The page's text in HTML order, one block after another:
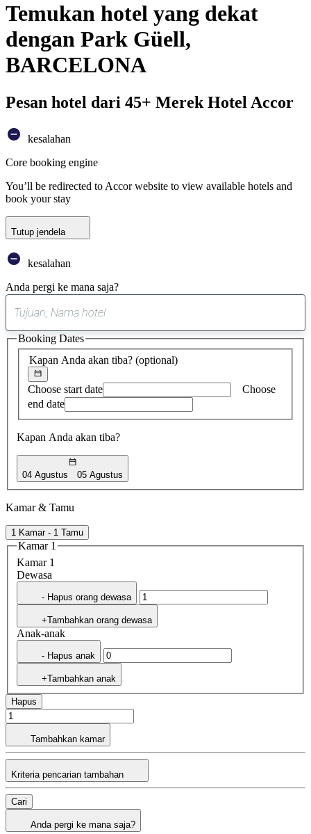
Temukan hotel yang dekat
dengan Park Güell,
BARCELONA
Pesan hotel dari 45+ Merek Hotel Accor
kesalahan
Core booking engine
You’ll be redirected to Accor website to view available hotels and
book your stay
Tutup jendela
kesalahan
Anda pergi ke mana saja?
saran
ditemukan
Kapan Anda akan tiba? (optional)
Choose start date
Choose
end date
Kapan Anda akan tiba?
04 Agustus 05 Agustus
Booking Dates
Kamar & Tamu
1 Kamar - 1 Tamu
Kamar 1
Kamar 1
Dewasa
- Hapus orang dewasa
+Tambahkan orang dewasa
Anak-anak
- Hapus anak
+Tambahkan anak
Hapus
Tambahkan kamar
Kriteria pencarian tambahan
Cari
Anda pergi ke mana saja?